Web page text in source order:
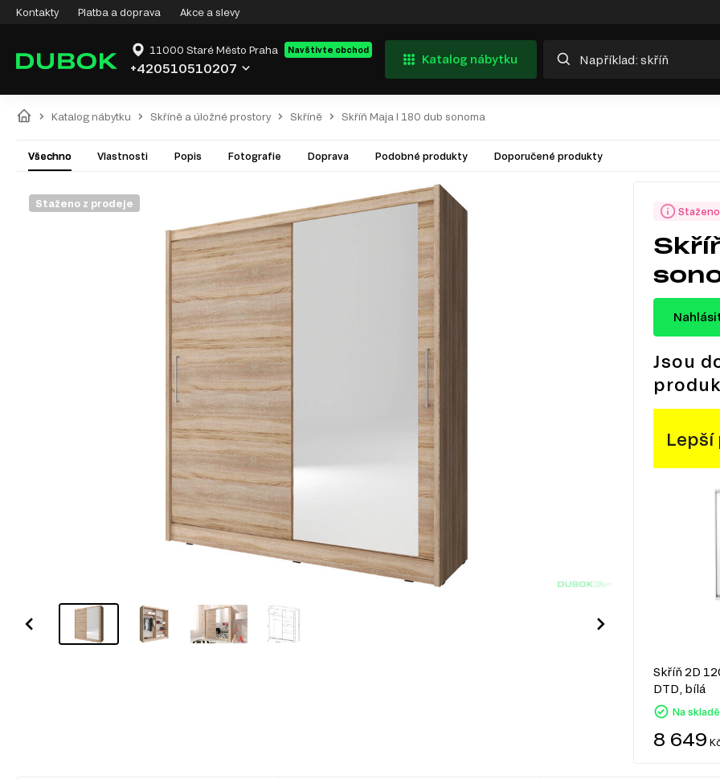
Kontakty Platba a doprava Akce a slevy
11000 Staré Město Praha Navštivte obchod
+420510510207
Katalog nábytku
Katalog nábytku Skříně a úložné prostory Skříně Skříň Maja I 180 dub sonoma
Všechno Vlastnosti Popis Fotografie Doprava Podobné produkty Doporučené produkty
Staženo z prodeje
Jsou
Lepší
Skříň 2D
DTD, bílá
Na skladě
8 649